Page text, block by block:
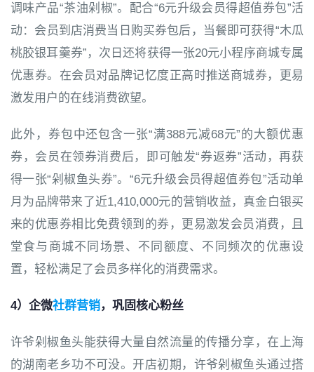
调味产品“茶油剁椒”。配合“6元升级会员得超值券包”活
动：会员到店消费当日购买券包后，当餐即可获得“木瓜
桃胶银耳羹券”，次日还将获得一张20元小程序商城专属
优惠券。在会员对品牌记忆度正高时推送商城券，更易
激发用户的在线消费欲望。
此外，券包中还包含一张“满388元减68元”的大额优惠
券，会员在领券消费后，即可触发“券返券”活动，再获
得一张“剁椒鱼头券”。“6元升级会员得超值券包”活动单
月为品牌带来了近1,410,000元的营销收益，真金白银买
来的优惠券相比免费领到的券，更易激发会员消费，且
堂食与商城不同场景、不同额度、不同频次的优惠设
置，轻松满足了会员多样化的消费需求。
4）企微社群营销，巩固核心粉丝
许爷剁椒鱼头能获得大量自然流量的传播分享，在上海
的湖南老乡功不可没。开店初期，许爷剁椒鱼头通过搭